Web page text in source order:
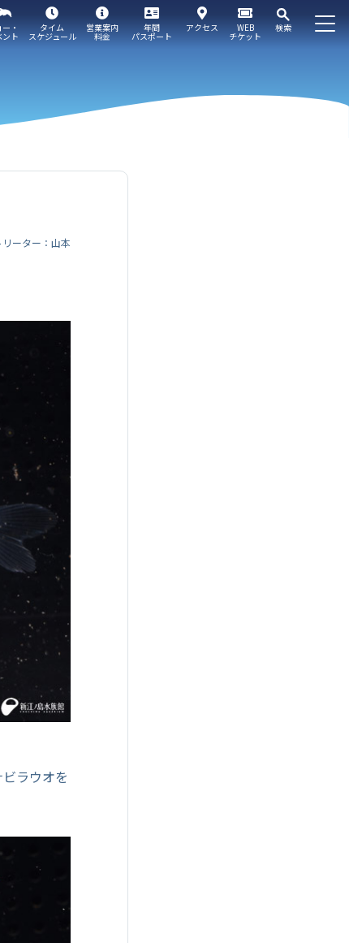
WEB
チケット
検索
・
ント
タイム
スケジュール
営業案内
料金
年間
パスポート
アクセス
リーター：山本
ラウオを